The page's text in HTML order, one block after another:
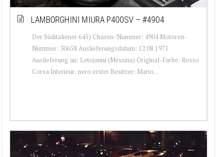
LAMBORGHINI MIURA P400SV – #4904
Der Süditaliener 645) Chassis-Nummer: 4904 Motoren-
Nummer: 30658 Auslieferungsdatum: 12.08.1971
Auslieferung an: Letojanni (Messina) Original-Farbe: Rosso
Corsa Interieur: nero erster Besitzer: Mario...